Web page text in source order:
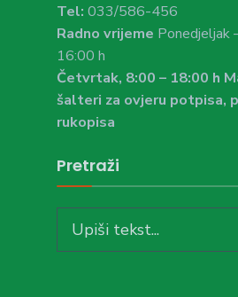
Tel: 033/586-456
Radno vrijeme Ponedjeljak
16:00 h
Četvrtak, 8:00 – 18:00 h
šalteri za ovjeru potpisa,
rukopisa
Pretraži
for: